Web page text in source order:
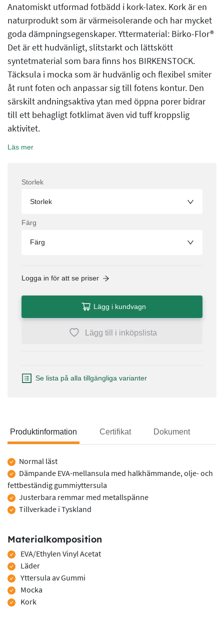
Anatomiskt utformad fotbädd i kork-latex. Kork är en
naturprodukt som är värmeisolerande och har mycket
goda dämpningsegenskaper. Yttermaterial: Birko-Flor®
Det är ett hudvänligt, slitstarkt och lättskött
syntetmaterial som bara finns hos BIRKENSTOCK.
Täcksula i mocka som är hudvänlig och flexibel smiter
åt runt foten och anpassar sig till fotens kontur. Den
särskilt andningsaktiva ytan med öppna porer bidrar
till ett behagligt fotklimat även vid tuff kroppslig
aktivitet.
Läs mer
Storlek
Storlek
Färg
Färg
Logga in för att se priser
Lägg i kundvagn
Lägg till i inköpslista
Se lista på alla tillgängliga varianter
Produktinformation Certifikat Dokument
Produktinformation
Normal läst
Dämpande EVA-mellansula med halkhämmande, olje- och
fettbeständig gummiyttersula
Justerbara remmar med metallspänne
Tillverkade i Tyskland
Materialkomposition
EVA/Ethylen Vinyl Acetat
Läder
Yttersula av Gummi
Mocka
Kork